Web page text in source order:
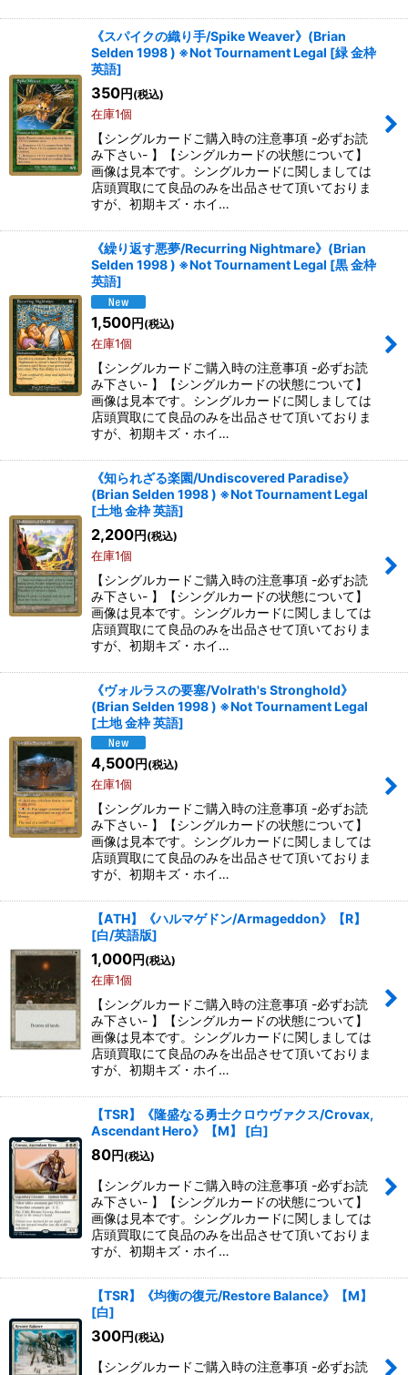
《スパイクの織り手/Spike Weaver》(Brian
Selden 1998 ) ※Not Tournament Legal [緑 金枠
英語]
350円 (税込)
在庫1個
【シングルカードご購入時の注意事項 -必ずお読
み下さい- 】【シングルカードの状態について】
画像は見本です。シングルカードに関しましては
店頭買取にて良品のみを出品させて頂いておりま
すが、初期キズ・ホイ…
《繰り返す悪夢/Recurring Nightmare》(Brian
Selden 1998 ) ※Not Tournament Legal [黒 金枠
英語]
1,500円 (税込)
在庫1個
【シングルカードご購入時の注意事項 -必ずお読
み下さい- 】【シングルカードの状態について】
画像は見本です。シングルカードに関しましては
店頭買取にて良品のみを出品させて頂いておりま
すが、初期キズ・ホイ…
《知られざる楽園/Undiscovered Paradise》
(Brian Selden 1998 ) ※Not Tournament Legal
[土地 金枠 英語]
2,200円 (税込)
在庫1個
【シングルカードご購入時の注意事項 -必ずお読
み下さい- 】【シングルカードの状態について】
画像は見本です。シングルカードに関しましては
店頭買取にて良品のみを出品させて頂いておりま
すが、初期キズ・ホイ…
《ヴォルラスの要塞/Volrath's Stronghold》
(Brian Selden 1998 ) ※Not Tournament Legal
[土地 金枠 英語]
4,500円 (税込)
在庫1個
【シングルカードご購入時の注意事項 -必ずお読
み下さい- 】【シングルカードの状態について】
画像は見本です。シングルカードに関しましては
店頭買取にて良品のみを出品させて頂いておりま
すが、初期キズ・ホイ…
【ATH】《ハルマゲドン/Armageddon》【R】
[白/英語版]
1,000円 (税込)
在庫1個
【シングルカードご購入時の注意事項 -必ずお読
み下さい- 】【シングルカードの状態について】
画像は見本です。シングルカードに関しましては
店頭買取にて良品のみを出品させて頂いておりま
すが、初期キズ・ホイ…
【TSR】《隆盛なる勇士クロウヴァクス/Crovax,
Ascendant Hero》【M】
[白]
80円 (税込)
【シングルカードご購入時の注意事項 -必ずお読
み下さい- 】【シングルカードの状態について】
画像は見本です。シングルカードに関しましては
店頭買取にて良品のみを出品させて頂いておりま
すが、初期キズ・ホイ…
【TSR】《均衡の復元/Restore Balance》【M】
[白]
300円 (税込)
【シングルカードご購入時の注意事項 -必ずお読